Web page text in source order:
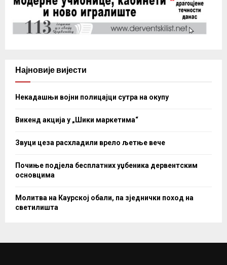
Најновије вијести
Некадашњи војни полицајци сутра на окупу
Викенд акција у „Шики маркетима“
Звуци цеза расхладили врело љетње вече
Почиње подјела бесплатних уџбеника дервентским
основцима
Молитва на Каурској обали, па зједнички поход на
светилишта